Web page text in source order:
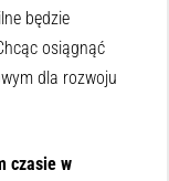
będzie
osiągnąć
dla rozwoju
czasie w